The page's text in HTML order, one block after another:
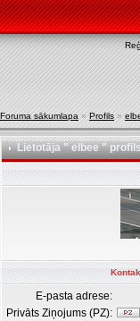
Foruma sākumlapa » Profils »
Lietotāja " elbee "
E-pasta adrese:
Privāts Ziņojums (PZ):